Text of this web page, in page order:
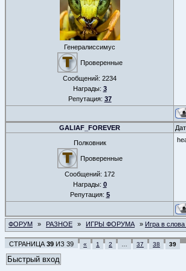
Генералиссимус
Проверенные
Сообщений: 2234
Награды: 3
Репутация: 37
GALIAF_FOREVER
Полковник
Проверенные
Сообщений: 172
Награды: 0
Репутация: 5
ФОРУМ » РАЗНОЕ » ИГРЫ ФОРУМА » Игра в
СТРАНИЦА 39 ИЗ 39 « 1 2 37 38 39